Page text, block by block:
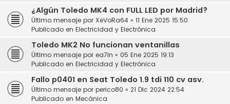
¿Algún Toledo MK4 con FULL LED por Madrid?
Último mensaje por XeVoRa64 « 11 Ene 2025 15:50
Publicado en Electricidad y Electrónica
Toledo MK2 No funcionan ventanillas
Último mensaje por ea7ln « 05 Ene 2025 19:13
Publicado en Electricidad y Electrónica
Fallo p0401 en Seat Toledo 1.9 tdi 110 cv asv.
Último mensaje por perico80 « 21 Dic 2024 22:54
Publicado en Mecánica